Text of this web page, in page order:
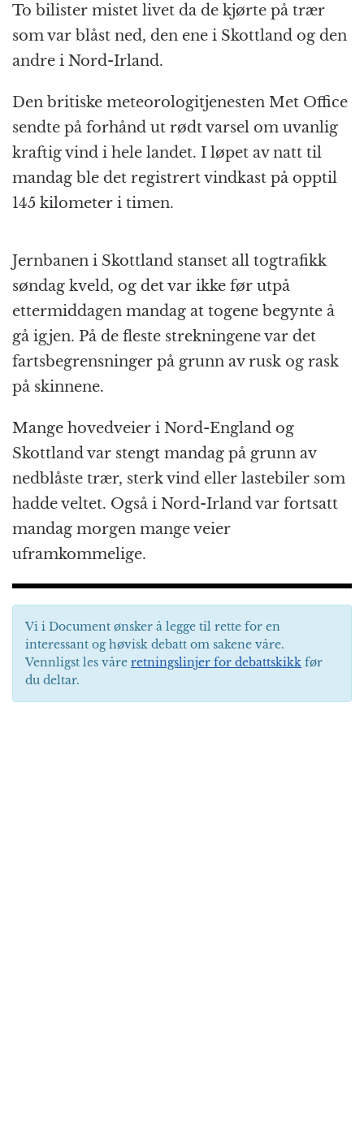
To bilister mistet livet da de kjørte på trær
som var blåst ned, den ene i Skottland og den
andre i Nord-Irland.
Den britiske meteorologitjenesten Met Office
sendte på forhånd ut rødt varsel om uvanlig
kraftig vind i hele landet. I løpet av natt til
mandag ble det registrert vindkast på opptil
145 kilometer i timen.
Jernbanen i Skottland stanset all togtrafikk
søndag kveld, og det var ikke før utpå
ettermiddagen mandag at togene begynte å
gå igjen. På de fleste strekningene var det
fartsbegrensninger på grunn av rusk og rask
på skinnene.
Mange hovedveier i Nord-England og
Skottland var stengt mandag på grunn av
nedblåste trær, sterk vind eller lastebiler som
hadde veltet. Også i Nord-Irland var fortsatt
mandag morgen mange veier
uframkommelige.
Vi i Document ønsker å legge til rette for en
interessant og høvisk debatt om sakene våre.
Vennligst les våre retningslinjer for debattskikk før
du deltar.